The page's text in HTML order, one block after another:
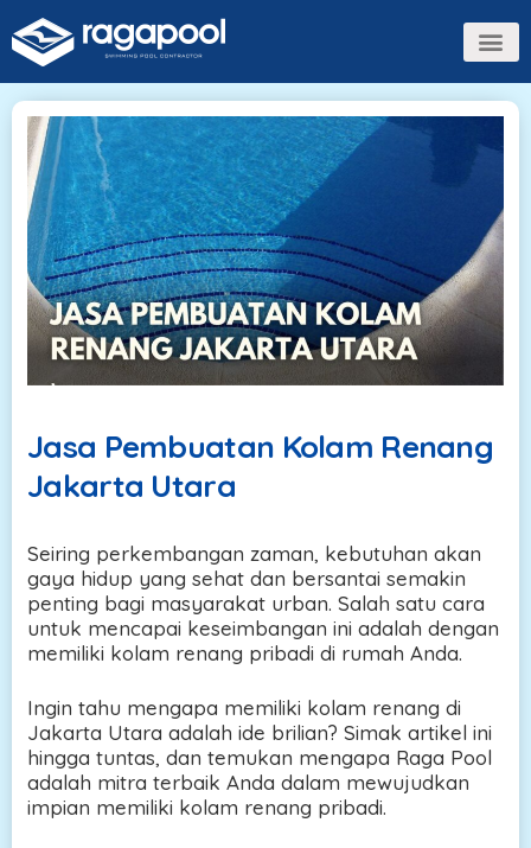
Jasa Pembuatan Kolam Renang
Jakarta Utara
Seiring perkembangan zaman, kebutuhan akan
gaya hidup yang sehat dan bersantai semakin
penting bagi masyarakat urban. Salah satu cara
untuk mencapai keseimbangan ini adalah dengan
memiliki kolam renang pribadi di rumah Anda.
Ingin tahu mengapa memiliki kolam renang di
Jakarta Utara adalah ide brilian? Simak artikel ini
hingga tuntas, dan temukan mengapa Raga Pool
adalah mitra terbaik Anda dalam mewujudkan
impian memiliki kolam renang pribadi.